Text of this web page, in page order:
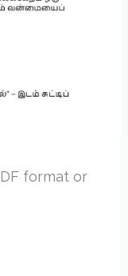
format or